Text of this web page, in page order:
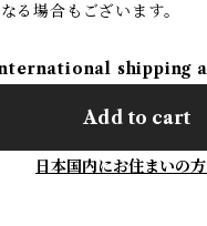
る場合もございます。
shipping
Add to cart
日本国内にお住まいの